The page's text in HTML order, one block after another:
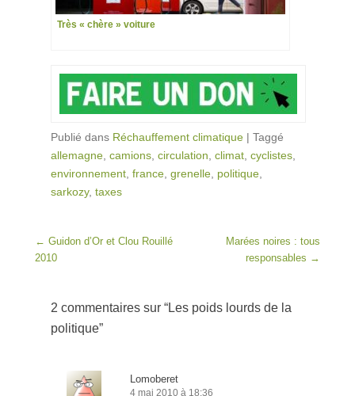
Très « chère » voiture
Publié dans Réchauffement climatique | Taggé
allemagne, camions, circulation, climat, cyclistes,
environnement, france, grenelle, politique,
sarkozy, taxes
Post navigation
← Guidon d’Or et Clou Rouillé
2010
Marées noires : tous
responsables →
2 commentaires sur “Les poids lourds de la
politique”
Lomoberet
4 mai 2010 à 18:36